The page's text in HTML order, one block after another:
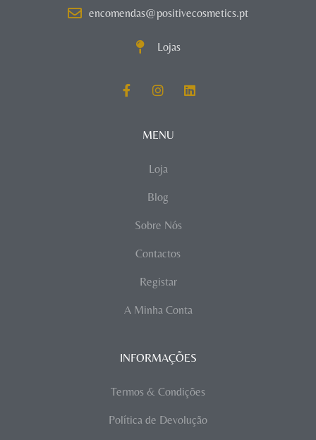
encomendas@positivecosmetics.pt
Lojas
MENU
Loja
Blog
Sobre Nós
Contactos
Registar
A Minha Conta
INFORMAÇÕES
Termos & Condições
Política de Devolução